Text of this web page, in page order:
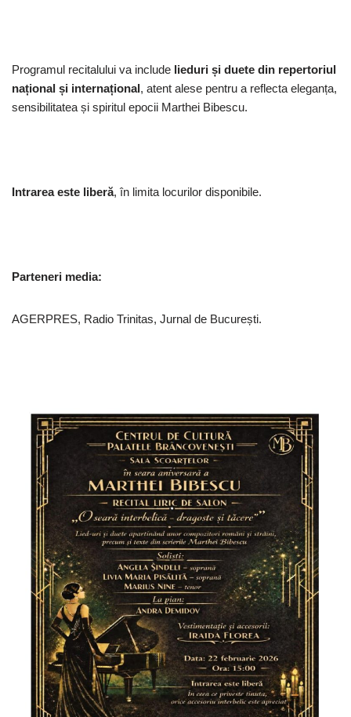
Programul recitalului va include lieduri și duete din repertoriul
național și internațional, atent alese pentru a reflecta eleganța,
sensibilitatea și spiritul epocii Marthei Bibescu.
Intrarea este liberă, în limita locurilor disponibile.
Parteneri media:
AGERPRES, Radio Trinitas, Jurnal de București.